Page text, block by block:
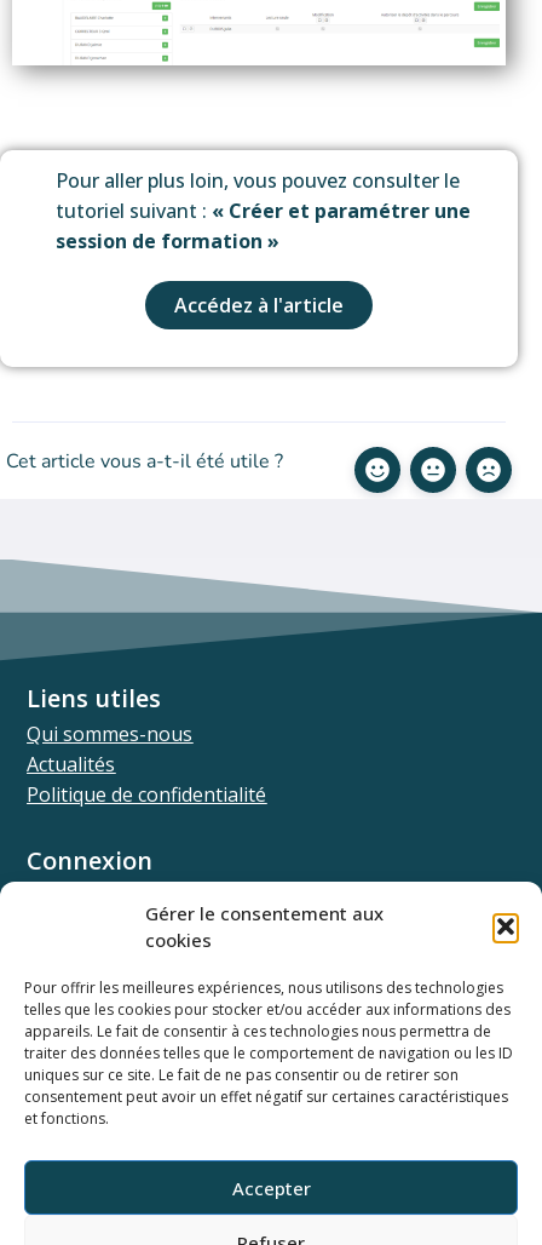
Gérer le consentement aux
cookies
Pour offrir les meilleures expériences, nous utilisons des technologies
telles que les cookies pour stocker et/ou accéder aux informations des
appareils. Le fait de consentir à ces technologies nous permettra de
traiter des données telles que le comportement de navigation ou les ID
uniques sur ce site. Le fait de ne pas consentir ou de retirer son
consentement peut avoir un effet négatif sur certaines caractéristiques
et fonctions.
Accepter
Pour aller plus loin, vous pouvez consulter le
tutoriel suivant : « Créer et paramétrer une
session de formation »
Accédez à l'article
Cet article vous a-t-il été utile ?
Horaires du support
Ressources
Documentation SSO
Documentation API
Webinaires
Ancienne base documentaire
Connexion
Univ.theia
Liens utiles
Qui sommes-nous
Actualités
Politique de confidentialité